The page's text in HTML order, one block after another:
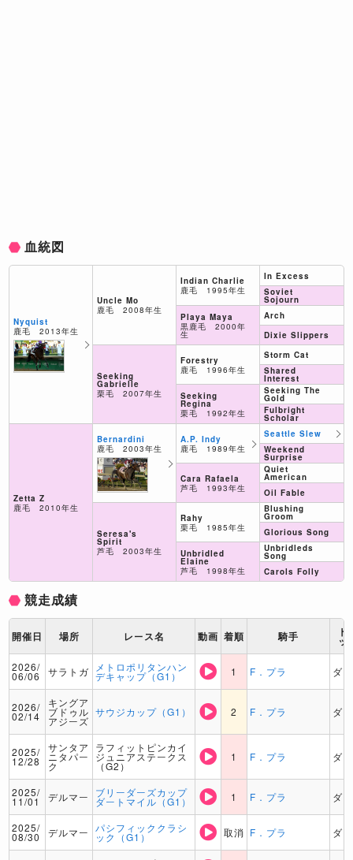
血統図
Nyquist
鹿毛 2013年生
Zetta Z
鹿毛 2010年生
Uncle Mo
鹿毛 2008年生
Seeking
Gabrielle
栗毛 2007年生
Bernardini
鹿毛 2003年生
Seresa's
Spirit
芦毛 2003年生
Indian Charlie
鹿毛 1995年生
Playa Maya
黒鹿毛 2000年
生
Forestry
鹿毛 1996年生
Seeking
Regina
栗毛 1992年生
A.P. Indy
鹿毛 1989年生
Cara Rafaela
芦毛 1993年生
Rahy
栗毛 1985年生
Unbridled
Elaine
芦毛 1998年生
In Excess
Soviet
Sojourn
Arch
Dixie Slippers
Storm Cat
Shared
Interest
Seeking The
Gold
Fulbright
Scholar
Seattle Slew
Weekend
Surprise
Quiet
American
Oil Fable
Blushing
Groom
Glorious Song
Unbridleds
Song
Carols Folly
競走成績
開催日 場所 レース名 動画 着順 騎手 ト
ッ
2026/
06/06 サラトガ メトロポリタンハン
デキャップ（G1） 1 F．プラ ダ
2026/
02/14
キングア
ブドゥル
アジーズ
サウジカップ（G1） 2 F．プラ ダ
2025/
12/28
サンタア
ニタパー
ク
ラフィットピンカイ
ジュニアステークス
（G2）
1 F．プラ ダ
2025/
11/01 デルマー ブリーダーズカップ
ダートマイル（G1） 1 F．プラ ダ
2025/
08/30 デルマー パシフィッククラシ
ック（G1） 取消 F．プラ ダ